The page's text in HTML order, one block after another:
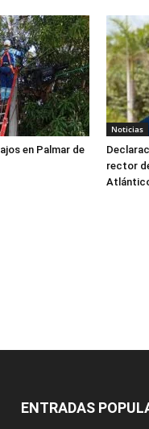
en Palmar de
Noticias
rector
ENTRADAS